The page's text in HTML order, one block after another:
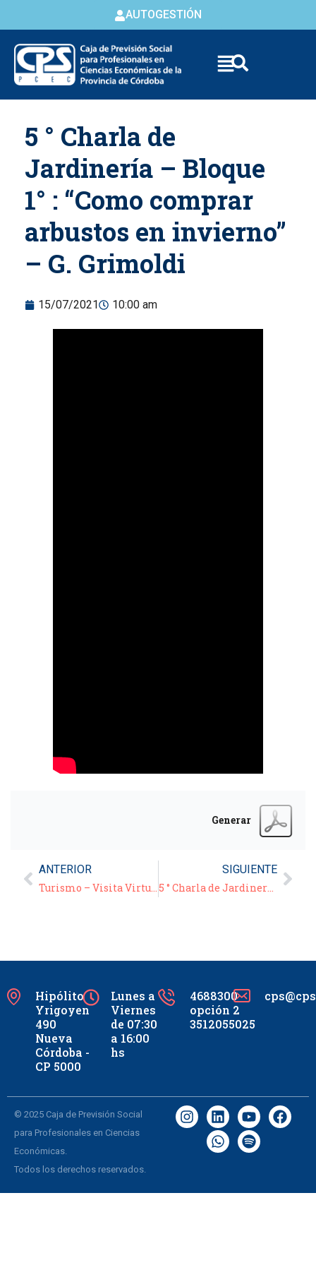
AUTOGESTIÓN
content
5 ° Charla de
Jardinería – Bloque
1° : “Como comprar
arbustos en invierno”
– G. Grimoldi
15/07/2021 10:00 am
Generar
ANTERIOR
Turismo – Visita Virtual Guiada: «B° Alberdi a través de la Av. Colón»
SIGUIENTE
5 ° Charla de Jardinería – Bloque 2° : “Como seleccionar rosales para cada situación” – G. Grimoldi
Hipólito
Yrigoyen
490
Nueva
Córdoba -
CP 5000
Lunes a
Viernes
de 07:30
a 16:00
hs
4688300
opción 2
3512055025
© 2025 Caja de Previsión Social
para Profesionales en Ciencias
Económicas.
Todos los derechos reservados.